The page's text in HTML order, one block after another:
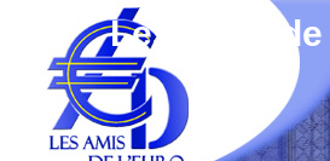
Les Amis